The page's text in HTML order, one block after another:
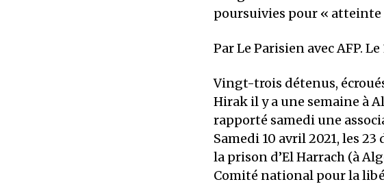
poursuivies pour «
Par Le Parisien avec AFP.
Vingt-trois détenus,
Hirak il y a une semaine à
rapporté samedi une
Samedi 10 avril 2021, les
la prison d’El Harrach (à
Comité national pour la